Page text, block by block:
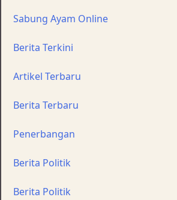
Sabung Ayam Online
Berita Terkini
Artikel Terbaru
Berita Terbaru
Penerbangan
Berita Politik
Berita Politik